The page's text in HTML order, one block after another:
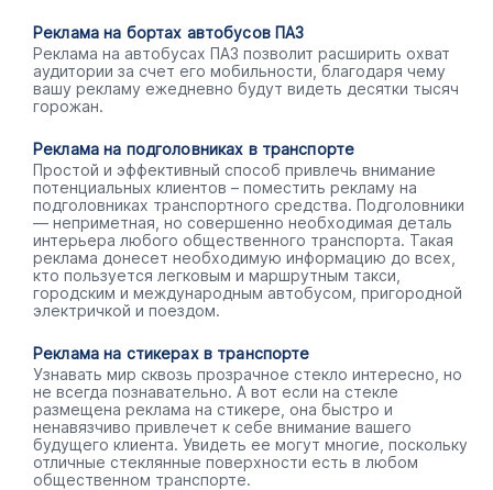
Реклама на бортах автобусов ПАЗ
Реклама на автобусах ПАЗ позволит расширить охват
аудитории за счет его мобильности, благодаря чему
вашу рекламу ежедневно будут видеть десятки тысяч
горожан.
Реклама на подголовниках в транспорте
Простой и эффективный способ привлечь внимание
потенциальных клиентов – поместить рекламу на
подголовниках транспортного средства. Подголовники
— неприметная, но совершенно необходимая деталь
интерьера любого общественного транспорта. Такая
реклама донесет необходимую информацию до всех,
кто пользуется легковым и маршрутным такси,
городским и международным автобусом, пригородной
электричкой и поездом.
Реклама на стикерах в транспорте
Узнавать мир сквозь прозрачное стекло интересно, но
не всегда познавательно. А вот если на стекле
размещена реклама на стикере, она быстро и
ненавязчиво привлечет к себе внимание вашего
будущего клиента. Увидеть ее могут многие, поскольку
отличные стеклянные поверхности есть в любом
общественном транспорте.